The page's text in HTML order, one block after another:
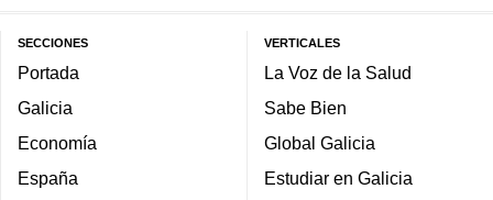
SECCIONES
Portada
Galicia
Economía
España
VERTICALES
La Voz de la Salud
Sabe Bien
Global Galicia
Estudiar en Galicia